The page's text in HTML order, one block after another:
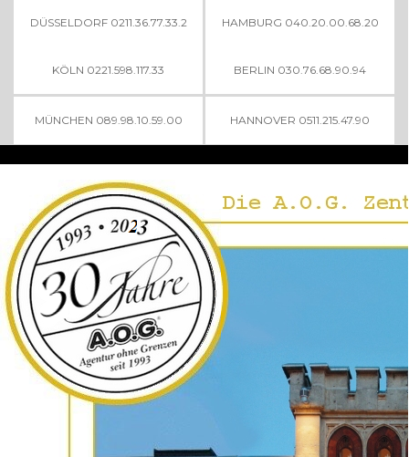
DÜSSELDORF 0211.36.77.33.2 HAMBURG 040.20.00.68.20
KÖLN 0221.598.117.33
MÜNCHEN 089.98.10.59.00
BERLIN 030.76.68.90.94
HANNOVER 0511.215.47.90